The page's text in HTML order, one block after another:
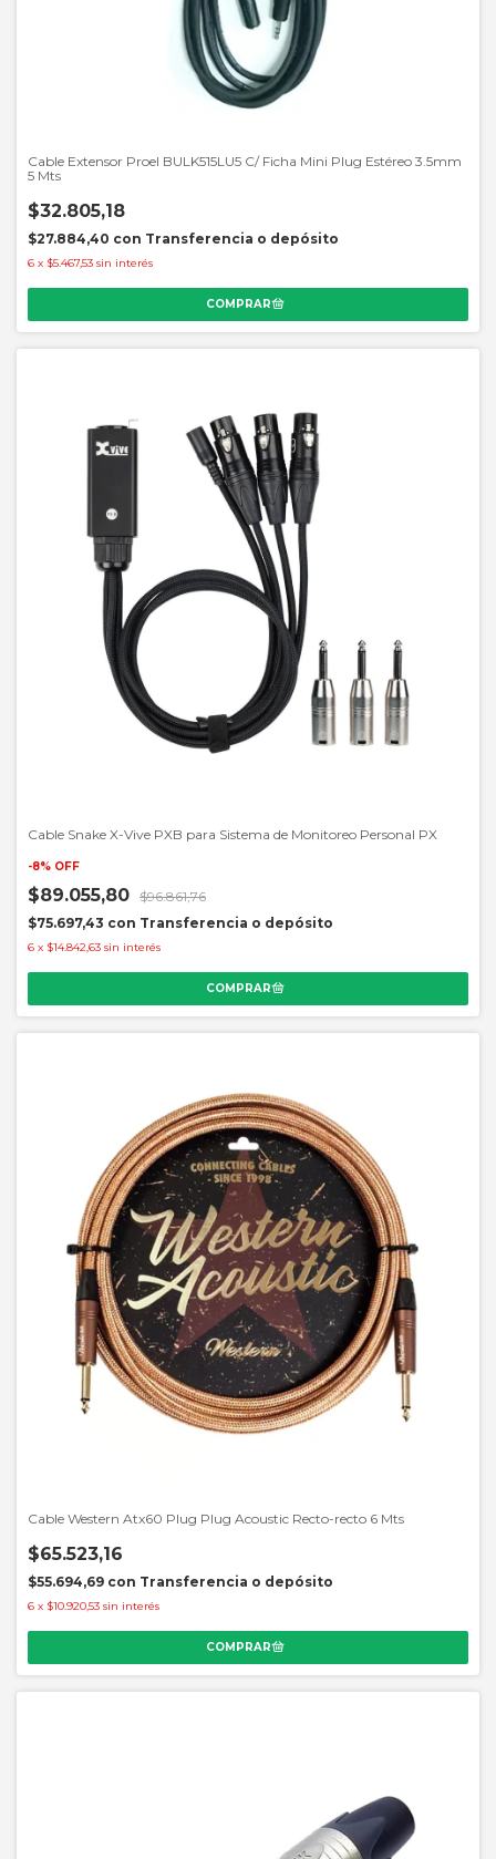
Cable Extensor Proel BULK515LU5 C/ Ficha Mini Plug Estéreo 3.5mm
5 Mts
$32.805,18
$27.884,40 con Transferencia o depósito
6 x $5.467,53 sin interés
Cable Snake X-Vive PXB para Sistema de Monitoreo Personal PX
-8% OFF
$89.055,80 $96.861,76
$75.697,43 con Transferencia o depósito
6 x $14.842,63 sin interés
Cable Western Atx60 Plug Plug Acoustic Recto-recto 6 Mts
$65.523,16
$55.694,69 con Transferencia o depósito
6 x $10.920,53 sin interés